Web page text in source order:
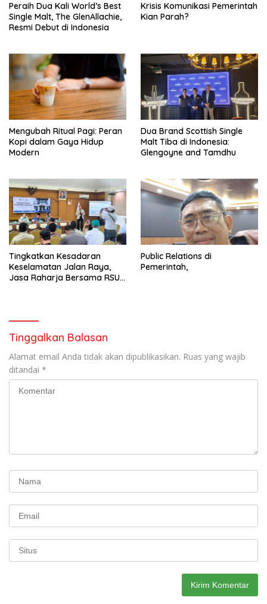
Peraih Dua Kali World’s Best
Single Malt, The GlenAllachie,
Resmi Debut di Indonesia
Krisis Komunikasi Pemerintah
Kian Parah?
Mengubah Ritual Pagi: Peran
Kopi dalam Gaya Hidup
Modern
Dua Brand Scottish Single
Malt Tiba di Indonesia:
Glengoyne and Tamdhu
Tingkatkan Kesadaran
Keselamatan Jalan Raya,
Jasa Raharja Bersama RSU
Public Relations di
Pemerintah,
Tinggalkan Balasan
Alamat email Anda tidak akan dipublikasikan. Ruas yang wajib
ditandai *